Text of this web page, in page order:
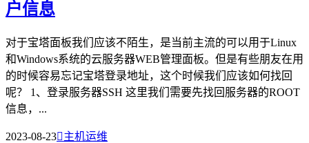
户信息
对于宝塔面板我们应该不陌生，是当前主流的可以用于Linux
和Windows系统的云服务器WEB管理面板。但是有些朋友在用
的时候容易忘记宝塔登录地址，这个时候我们应该如何找回
呢？ 1、登录服务器SSH 这里我们需要先找回服务器的ROOT
信息，...
2023-08-23主机运维